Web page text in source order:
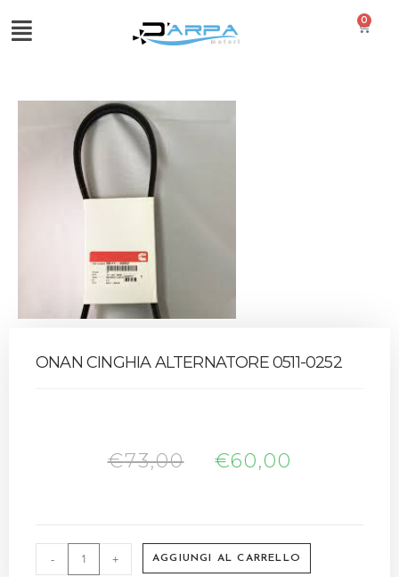
0
ONAN CINGHIA ALTERNATORE 0511-0252
€73,00 €60,00
- + AGGIUNGI AL CARRELLO